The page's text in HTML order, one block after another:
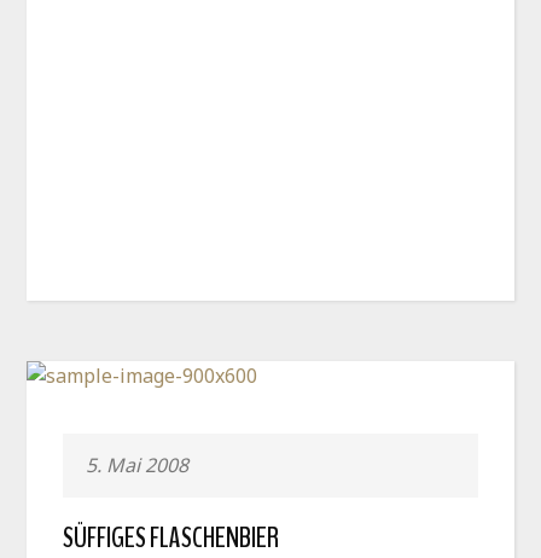
5. Mai 2008
SÜFFIGES FLASCHENBIER